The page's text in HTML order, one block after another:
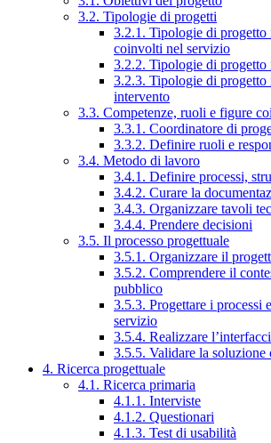
3.2. Tipologie di progetti
3.2.1. Tipologie di progetto
coinvolti nel servizio
3.2.2. Tipologie di progetto
3.2.3. Tipologie di progetto
intervento
3.3. Competenze, ruoli e figure
3.3.1. Coordinatore di
3.3.2. Definire ruoli e
3.4. Metodo di lavoro
3.4.1. Definire processi,
3.4.2. Curare la
3.4.3. Organizzare tavoli
3.4.4. Prendere decisioni
3.5. Il processo progettuale
3.5.1. Organizzare il
3.5.2. Comprendere il
pubblico
3.5.3. Progettare i processi
servizio
3.5.4. Realizzare
3.5.5. Validare la soluzione
4. Ricerca progettuale
4.1. Ricerca primaria
4.1.1. Interviste
4.1.2. Questionari
4.1.3. Test di usabilità